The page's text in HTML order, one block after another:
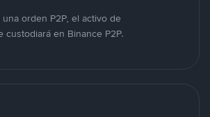
orden P2P, el activo de
custodiará en Binance P2P.